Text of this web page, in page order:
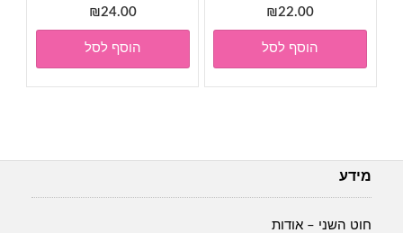
₪22.00
הוסף לסל
₪24.00
הוסף לסל
מידע
חוט השני – אודות